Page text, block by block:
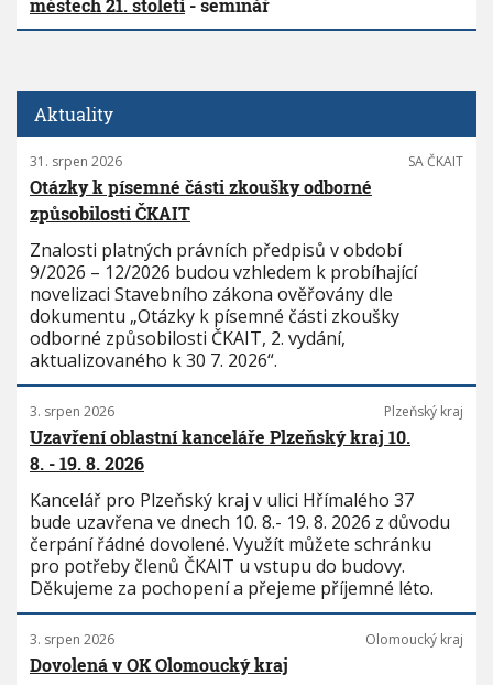
městech 21. století- seminář
Aktuality
31. srpen 2026 SA ČKAIT
Otázky k písemné části zkoušky odborné
způsobilosti ČKAIT
Znalosti platných právních předpisů v období
9/2026 – 12/2026 budou vzhledem k probíhající
novelizaci Stavebního zákona ověřovány dle
dokumentu „Otázky k písemné části zkoušky
odborné způsobilosti ČKAIT, 2. vydání,
aktualizovaného k 30 7. 2026“.
3. srpen 2026 Plzeňský kraj
Uzavření oblastní kanceláře Plzeňský kraj 10.
8. - 19. 8. 2026
Kancelář pro Plzeňský kraj v ulici Hřímalého 37
bude uzavřena ve dnech 10. 8.- 19. 8. 2026 z důvodu
čerpání řádné dovolené. Využít můžete schránku
pro potřeby členů ČKAIT u vstupu do budovy.
Děkujeme za pochopení a přejeme příjemné léto.
3. srpen 2026 Olomoucký kraj
Dovolená v OK Olomoucký kraj